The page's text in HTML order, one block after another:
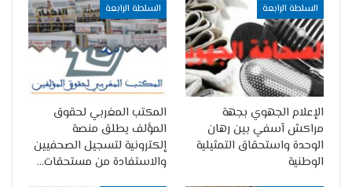
السلطة الرابعة
الإعلام الجهوي بجهة
مراكش آسفي بين رهان
الوحدة واستحقاق التمثيلية
الوطنية
السلطة الرابعة
المكتب المغربي لحقوق
المؤلف يطلق منصة
إلكترونية لتسجيل الصحفيين
والاستفادة من مستحقات…